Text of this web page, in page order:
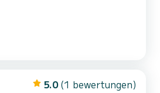
5.0 (1 bewertungen)